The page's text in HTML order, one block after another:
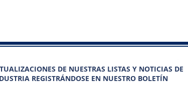
DE NUESTRAS LISTAS Y NOTICIAS DE
REGISTRÁNDOSE EN NUESTRO BOLETÍN